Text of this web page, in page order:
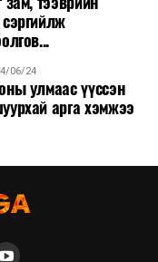
06/24
улмаас үүссэн
арга хэмжээ